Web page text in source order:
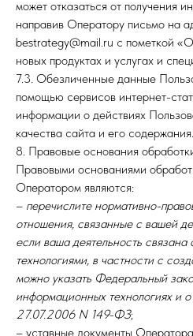
может отказаться от получения
направив Оператору письмо на
bestrategy@mail.ru с пометкой
новых продуктах и услугах и
7.3. Обезличенные данные
помощью сервисов интернет-
информации о действиях
качества сайта и его содержания.
8. Правовые основания
Правовыми основаниями
Оператором являются:
– перечислите нормативно-
отношения, связанные с вашей
если ваша деятельность
технологиями, в частности с
можно указать Федеральный
информационных технологиях и
27.07.2006 N 149-ФЗ;
– уставные документы